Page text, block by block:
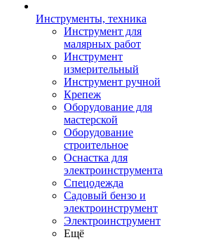
Инструменты, техника
Инструмент для
малярных работ
Инструмент
измерительный
Инструмент ручной
Крепеж
Оборудование для
мастерской
Оборудование
строительное
Оснастка для
электроинструмента
Спецодежда
Садовый бензо и
электроинструмент
Электроинструмент
Ещё